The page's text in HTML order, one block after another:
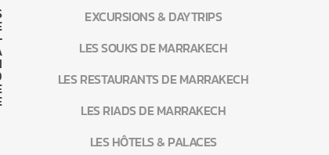
EXCURSIONS & DAYTRIPS
LES SOUKS DE MARRAKECH
LES RESTAURANTS DE MARRAKECH
LES RIADS DE MARRAKECH
LES HÔTELS & PALACES